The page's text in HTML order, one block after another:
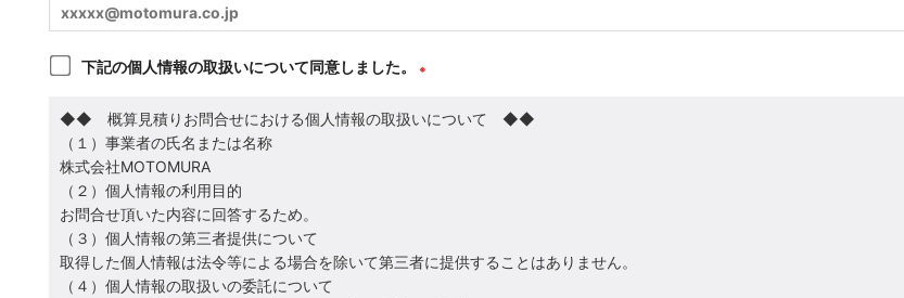
下記の個人情報の取扱いについて同意しました。 ※
◆◆ 概算見積りお問合せにおける個人情報の取扱いについて ◆◆
（１）事業者の氏名または名称
株式会社MOTOMURA
（２）個人情報の利用目的
お問合せ頂いた内容に回答するため。
（３）個人情報の第三者提供について
取得した個人情報は法令等による場合を除いて第三者に提供することはありません。
（４）個人情報の取扱いの委託について